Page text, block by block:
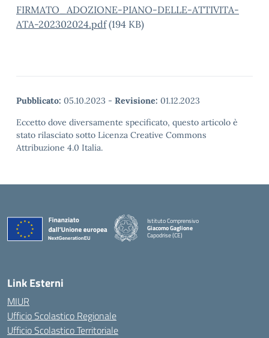
FIRMATO_ADOZIONE-PIANO-DELLE-ATTIVITA-
ATA-202302024.pdf(194 KB)
Pubblicato: 05.10.2023 - Revisione: 01.12.2023
Eccetto dove diversamente specificato, questo articolo è
stato rilasciato sotto Licenza Creative Commons
Attribuzione 4.0 Italia.
Istituto Comprensivo
Giacomo Gaglione
Capodrise (CE)
— Visita la pagina iniziale della scuola
Link Esterni
MIUR
Ufficio Scolastico Regionale
Ufficio Scolastico Territoriale